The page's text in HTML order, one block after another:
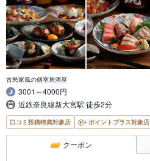
古民家風の個室居酒屋
3001～4000円
近鉄奈良線新大宮駅 徒歩2分
口コミ投稿特典対象店 ポイントプラス対象店
クーポン